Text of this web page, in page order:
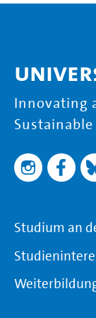
Innovating
Studium an